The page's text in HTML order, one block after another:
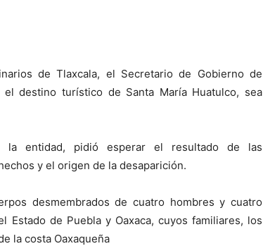
de Tlaxcala, el Secretario de Gobierno de
el destino turístico de Santa María Huatulco, sea
entidad, pidió esperar el resultado de las
y el origen de la desaparición.
desmembrados de cuatro hombres y cuatro
de Puebla y Oaxaca, cuyos familiares, los
la costa Oaxaqueña